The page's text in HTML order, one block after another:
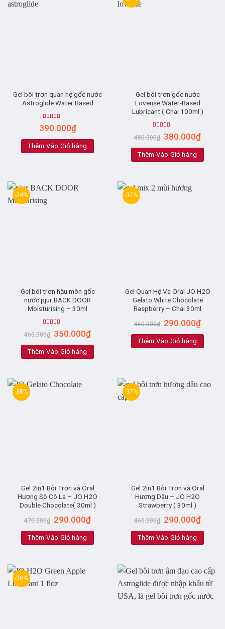
Gel bôi trơn quan hệ gốc nước
Astroglide Water Based
Rated
4.10out
390.000₫
Thêm Vào Giỏ hàng
Gel bôi trơn gốc nước
Lovense Water-Based
Lubricant ( Chai 100ml )
Rated5.00
out of 5
480.000₫ 380.000₫
Thêm Vào Giỏ hàng
-24%
Gel bôi trơn hậu môn gốc
nước pjur BACK DOOR
Moisturising – 30ml
Rated5.00
out of 5
460.000₫ 350.000₫
Thêm Vào Giỏ hàng
-37%
Gel Quan Hệ Và Oral JO H2O
Gelato White Chocolate
Raspberry – Chai 30ml
460.000₫ 290.000₫
Thêm Vào Giỏ hàng
-38%
Gel 2in1 Bôi Trơn và Oral
Hương Sô Cô La – JO H2O
Double Chocolate( 30ml )
470.000₫ 290.000₫
Thêm Vào Giỏ hàng
-37%
Gel 2in1 Bôi Trơn và Oral
Hương Dâu – JO H2O
Strawberry ( 30ml )
460.000₫ 290.000₫
Thêm Vào Giỏ hàng
-36%